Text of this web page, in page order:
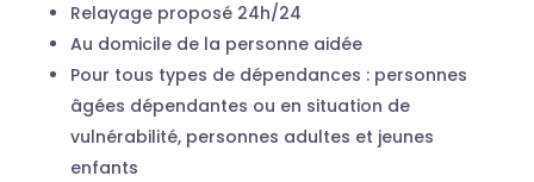
Relayage proposé 24h/24
Au domicile de la personne aidée
Pour tous types de dépendances : personnes
âgées dépendantes ou en situation de
vulnérabilité, personnes adultes et jeunes
enfants